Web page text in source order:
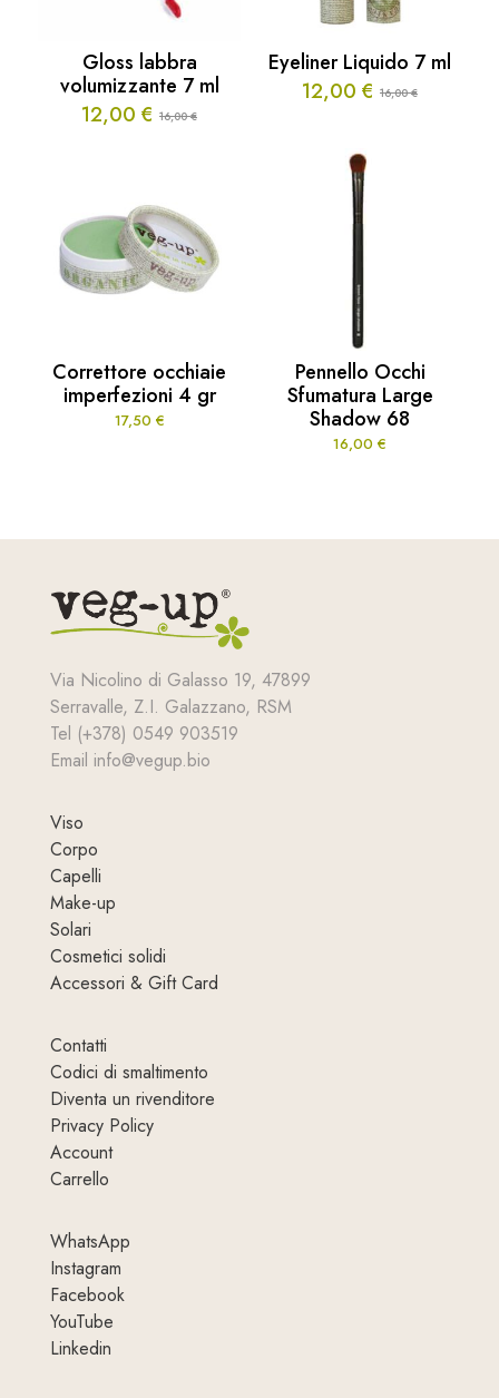
Gloss labbra
volumizzante 7 ml
16,00€
Il
16,00 €.
12,00 €
Il
12,00 €.
Eyeliner Liquido 7 ml
16,00€
Il
era:
16,00 €.
12,00 €
Il
è:
12,00 €.
Correttore occhiaie
imperfezioni 4 gr
17,50 €
Pennello Occhi
Sfumatura Large
Shadow 68
16,00 €
Via Nicolino di Galasso 19, 47899
Serravalle, Z.I. Galazzano, RSM
Tel (+378) 0549 903519
Email info@vegup.bio
Viso
Corpo
Capelli
Make-up
Solari
Cosmetici solidi
Accessori & Gift Card
Contatti
Codici di smaltimento
Diventa un rivenditore
Privacy Policy
Account
Carrello
WhatsApp
Instagram
Facebook
YouTube
Linkedin